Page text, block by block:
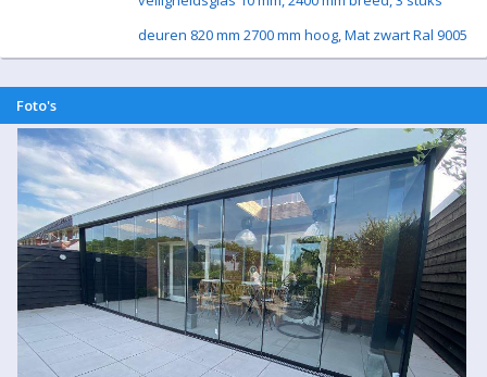
deuren 820 mm 2700 mm hoog, Mat zwart Ral 9005
Foto's